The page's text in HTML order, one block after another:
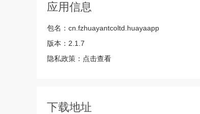
应用信息
包名： cn.fzhuayantcoltd.huayaapp
版本： 2.1.7
隐私政策： 点击查看
下载地址